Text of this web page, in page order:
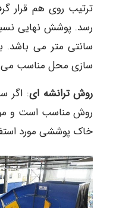
سانتی متر می باشد.
سازی محل مناسب می
روش ترانشه ای: اگر
روش مناسب است و
خاک پوششی مورد